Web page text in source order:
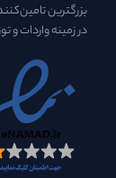
در زمینه واردات